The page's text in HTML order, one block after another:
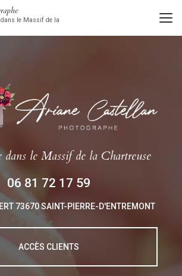
dans le Massif de la Chartreuse
06 81 72 17 59
73670 SAINT-PIERRE-D'ENTREMONT
ACCÈS CLIENTS